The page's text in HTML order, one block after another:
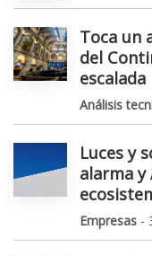
Toca un
del
escalada
Análisis
Luces y
alarma
Empresas -